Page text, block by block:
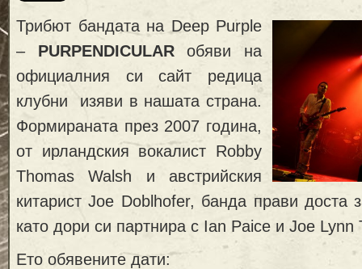
Трибют бандата на Deep Purple
– PURPENDICULARобяви на
официалния си сайт редица
клубни изяви в нашата страна.
Формираната през 2007 година,
от ирландския вокалист Robby
Thomas Walsh и австрийския
китарист Joe Doblhofer, банда прави доста
като дори си партнира с Ian Paice и Joe Lynn
Ето обявените дати: